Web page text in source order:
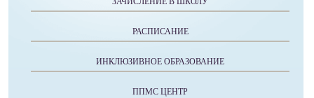
РАСПИСАНИЕ
ИНКЛЮЗИВНОЕ ОБРАЗОВАНИЕ
ППМС ЦЕНТР